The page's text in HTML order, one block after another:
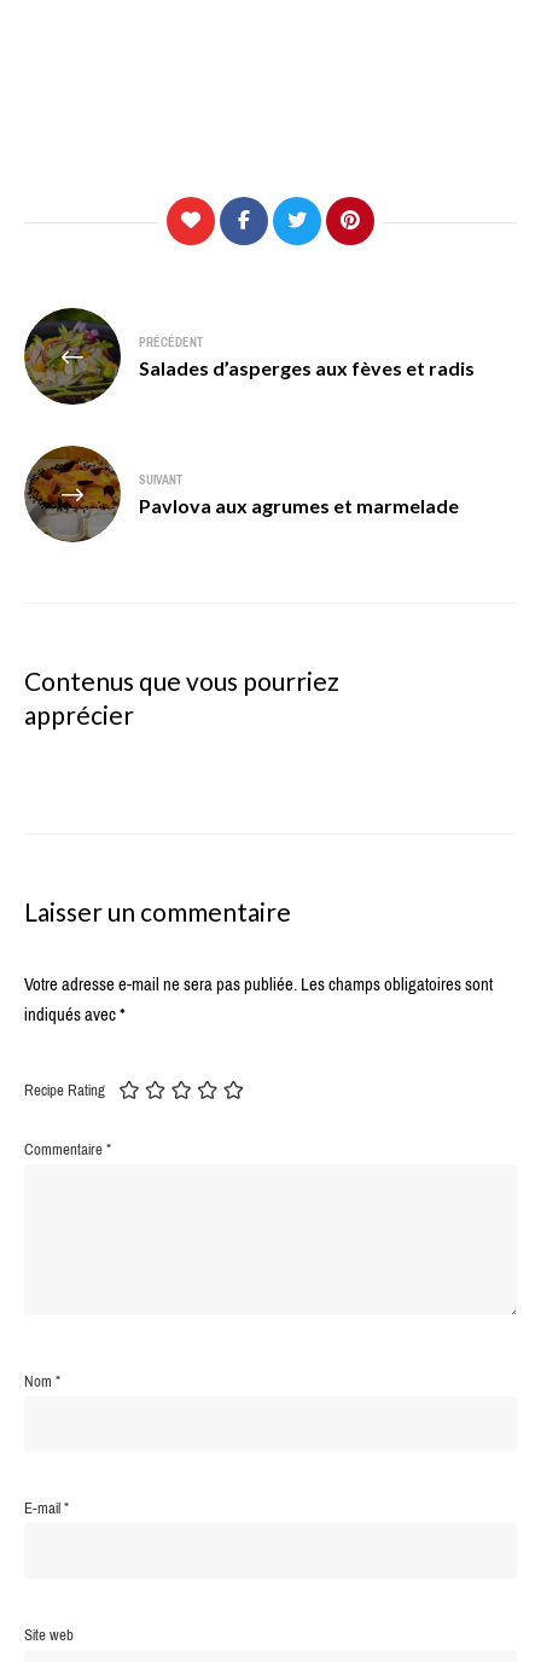
Navigation
de
l’article
PRÉCÉDENT
Salades d’asperges aux fèves et radis
SUIVANT
Pavlova aux agrumes et marmelade
Contenus que vous pourriez
apprécier
Laisser un commentaire
Votre adresse e-mail ne sera pas publiée.Les champs obligatoires sont
indiqués avec*
Recipe Rating
Commentaire*
Nom*
E-mail*
Site web